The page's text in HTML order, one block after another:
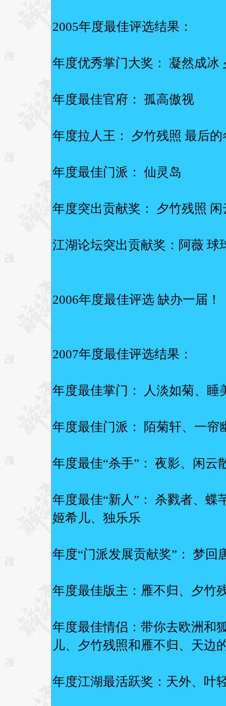
2005年度最佳评选结果：
年度优秀掌门大奖： 凝然成冰
年度最佳官府： 孤高傲视
年度拉人王： 夕竹残照 最后的
年度最佳门派： 仙灵岛
年度突出贡献奖： 夕竹残照
江湖论坛突出贡献奖：阿薇 球
2006年度最佳评选 缺办一届！
2007年度最佳评选结果：
年度最佳掌门： 人淡如菊、睡
年度最佳门派： 陌菊轩、一帘
年度最佳“杀手”： 夜影、闲云
年度最佳“新人”： 杀戮者、
姬希儿、独乐乐
年度“门派发展贡献奖”： 梦回
年度最佳版主：雁不归、夕竹
年度最佳情侣：带你去欧洲和
儿、夕竹残照和雁不归、天边
年度江湖最活跃奖：天外、叶